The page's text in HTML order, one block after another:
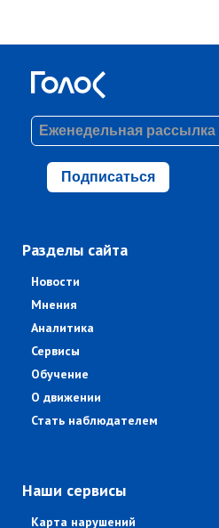
Подписаться
Разделы сайта
Новости
Мнения
Аналитика
Сервисы
Обучение
О движении
Стать наблюдателем
Наши сервисы
Карта нарушений